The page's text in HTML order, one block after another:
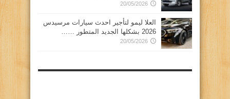
20/05/2026
العلا ليمو لتأجير احدث سيارات مرسيدس
2026 بشكلها الجديد المتطور ……
20/05/2026